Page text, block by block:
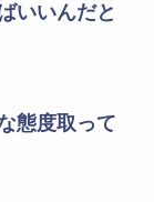
いいんだと
態度取って